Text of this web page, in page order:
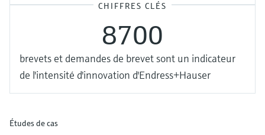
CHIFFRES CLÉS
8700
brevets et demandes de brevet sont un indicateur
de l'intensité d'innovation d'Endress+Hauser
Études de cas